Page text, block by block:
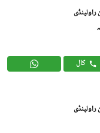
کال